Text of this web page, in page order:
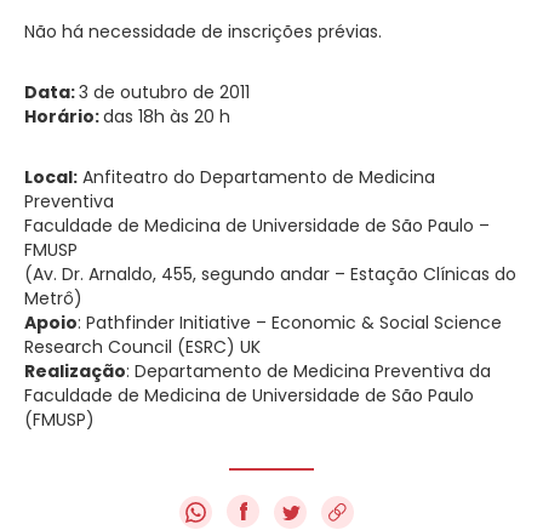
Não há necessidade de inscrições prévias.
Data:3 de outubro de 2011
Horário:das 18h às 20 h
Local: Anfiteatro do Departamento de Medicina
Preventiva
Faculdade de Medicina de Universidade de São Paulo –
FMUSP
(Av. Dr. Arnaldo, 455, segundo andar – Estação Clínicas do
Metrô)
Apoio: Pathfinder Initiative – Economic & Social Science
Research Council (ESRC) UK
Realização: Departamento de Medicina Preventiva da
Faculdade de Medicina de Universidade de São Paulo
(FMUSP)
f